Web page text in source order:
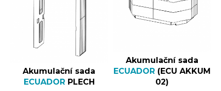
Akumulační sada
ECUADORPLECH
Akumulační sada
ECUADOR (ECU AKKUM
02)